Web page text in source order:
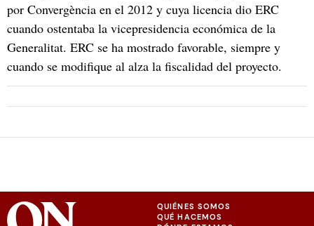
por Convergència en el 2012 y cuya licencia dio ERC
cuando ostentaba la vicepresidencia económica de la
Generalitat. ERC se ha mostrado favorable, siempre y
cuando se modifique al alza la fiscalidad del proyecto.
QUIÉNES SOMOS
QUÉ HACEMOS